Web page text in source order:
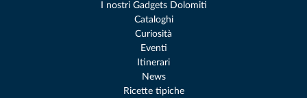
I nostri Gadgets Dolomiti
Cataloghi
Curiosità
Eventi
Itinerari
News
Ricette tipiche